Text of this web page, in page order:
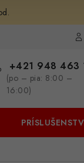
+421 948 463
(po – pia: 8:00 –
16:00)